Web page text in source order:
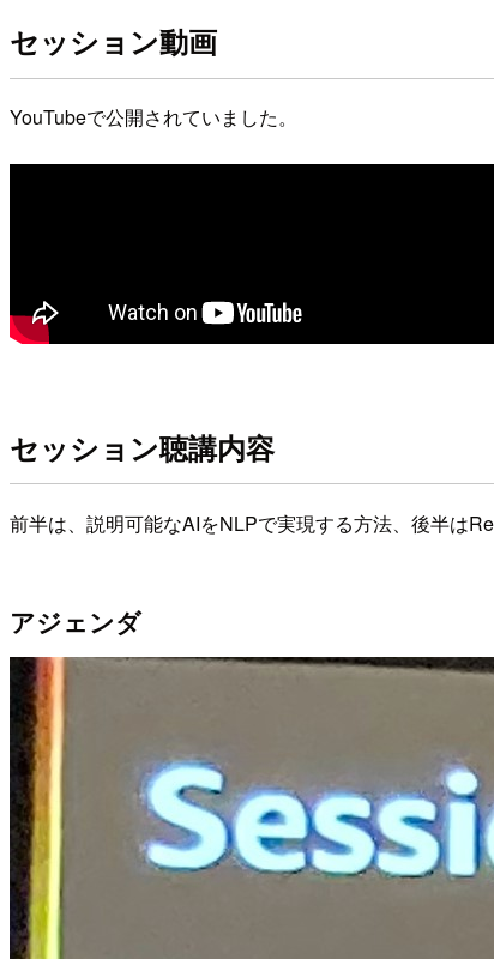
セッション動画
YouTubeで公開されていました。
セッション聴講内容
前半は、説明可能なAIをNLPで実現する方法、後半は
アジェンダ